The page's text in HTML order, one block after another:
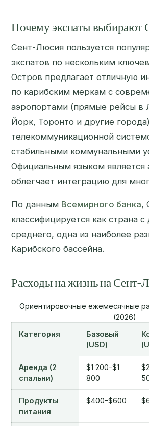
Почему экспаты
Сент-Люсия пользуется
экспатов по нескольким
Остров предлагает отличную
по карибским меркам с
аэропортами (прямые рейсы
Йорк, Торонто и другие
телекоммуникационной
стабильными коммунальными
Официальным языком является
облегчает интеграцию для
По данным Всемирного банка,
классифицируется как страна
среднего, одна из наиболее
Карибского бассейна.
Расходы на жизнь на
Ориентировочные ежемесячные
(2026)
Категория
Базовый
(USD)
Аренда (2
спальни)
$1 200-$1
800
Продукты
питания
$400-$600